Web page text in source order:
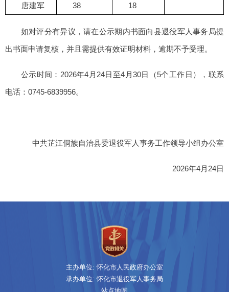
唐建军 38 18
如对评分有异议，请在公示期内书面向县退役军人事务局提
出书面申请复核，并且需提供有效证明材料，逾期不予受理。
公示时间：2026年4月24日至4月30日（5个工作日），联系
电话：0745-6839956。
中共芷江侗族自治县委退役军人事务工作领导小组办公室
2026年4月24日
主办单位: 怀化市人民政府办公室
承办单位: 怀化市退役军人事务局